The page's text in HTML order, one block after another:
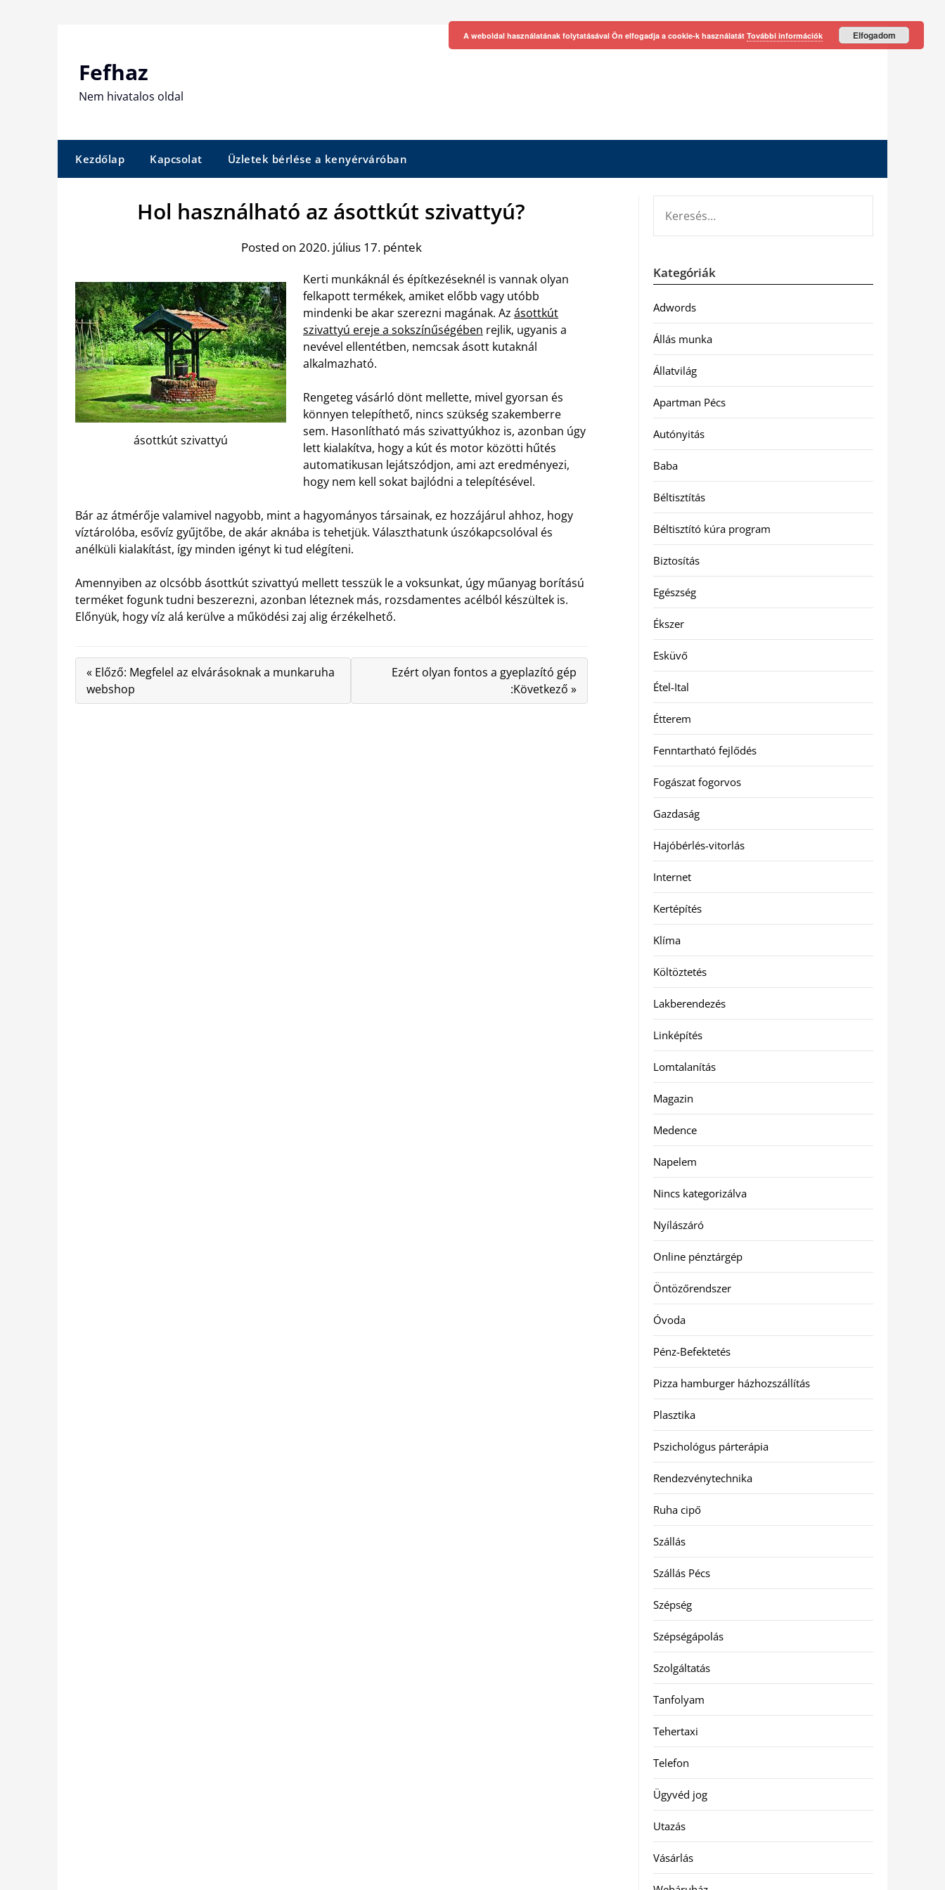
Fefhaz
Nem hivatalos oldal
Kezdőlap Kapcsolat Üzletek bérlése a kenyérváróban
Hol használható az ásottkút szivattyú?
Posted on 2020. július 17. péntek
ásottkút szivattyú
Kerti munkáknál és építkezéseknél is vannak olyan
felkapott termékek, amiket előbb vagy utóbb
mindenki be akar szerezni magának. Az ásottkút
szivattyú ereje a sokszínűségében rejlik, ugyanis a
nevével ellentétben, nemcsak ásott kutaknál
alkalmazható.
Rengeteg vásárló dönt mellette, mivel gyorsan és
könnyen telepíthető, nincs szükség szakemberre
sem. Hasonlítható más szivattyúkhoz is, azonban úgy
lett kialakítva, hogy a kút és motor közötti hűtés
automatikusan lejátszódjon, ami azt eredményezi,
hogy nem kell sokat bajlódni a telepítésével.
Bár az átmérője valamivel nagyobb, mint a hagyományos társainak, ez hozzájárul ahhoz, hogy
víztárolóba, esővíz gyűjtőbe, de akár aknába is tehetjük. Választhatunk úszókapcsolóval és
anélküli kialakítást, így minden igényt ki tud elégíteni.
Amennyiben az olcsóbb ásottkút szivattyú mellett tesszük le a voksunkat, úgy műanyag borítású
terméket fogunk tudni beszerezni, azonban léteznek más, rozsdamentes acélból készültek is.
Előnyük, hogy víz alá kerülve a működési zaj alig érzékelhető.
« Előző: Megfelel az elvárásoknak a munkaruha
webshop
Ezért olyan fontos a gyeplazító gép
:Következő »
Kategóriák
Adwords
Állás munka
Állatvilág
Apartman Pécs
Autónyitás
Baba
Béltisztítás
Béltisztító kúra program
Biztosítás
Egészség
Ékszer
Esküvő
Étel-Ital
Étterem
Fenntartható fejlődés
Fogászat fogorvos
Gazdaság
Hajóbérlés-vitorlás
Internet
Kertépítés
Klíma
Költöztetés
Lakberendezés
Linképítés
Lomtalanítás
Magazin
Medence
Napelem
Nincs kategorizálva
Nyílászáró
Online pénztárgép
Öntözőrendszer
Óvoda
Pénz-Befektetés
Pizza hamburger házhozszállítás
Plasztika
Pszichológus párterápia
Rendezvénytechnika
Ruha cipő
Szállás
Szállás Pécs
Szépség
Szépségápolás
Szolgáltatás
Tanfolyam
Tehertaxi
Telefon
Ügyvéd jog
Utazás
Vásárlás
A weboldal használatának folytatásával Ön elfogadja a cookie-k használatát További információk Elfogadom